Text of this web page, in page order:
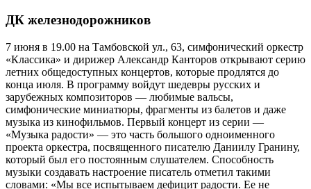
ДК железнодорожников
7 июня в 19.00 на Тамбовской ул., 63, симфонический оркестр
«Классика» и дирижер Александр Канторов открывают серию
летних общедоступных концертов, которые продлятся до
конца июля. В программу войдут шедевры русских и
зарубежных композиторов — любимые вальсы,
симфонические миниатюры, фрагменты из балетов и даже
музыка из кинофильмов. Первый концерт из серии —
«Музыка радости» — это часть большого одноименного
проекта оркестра, посвященного писателю Даниилу Гранину,
который был его постоянным слушателем. Способность
музыки создавать настроение писатель отметил такими
словами: «Мы все испытываем дефицит радости. Ее не